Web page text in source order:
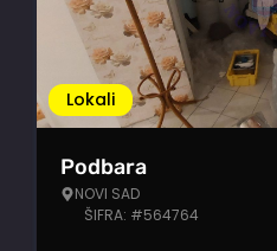
Lokali
Podbara
NOVI SAD
ŠIFRA: #564764